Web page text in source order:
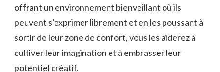
offrant un ⁣environnement⁤ bienveillant où ils
peuvent s’exprimer librement et ⁤en les⁤ poussant à
sortir de leur zone de ⁣confort, vous les⁤ aiderez à
cultiver leur imagination et à ​embrasser leur
potentiel ⁣créatif.